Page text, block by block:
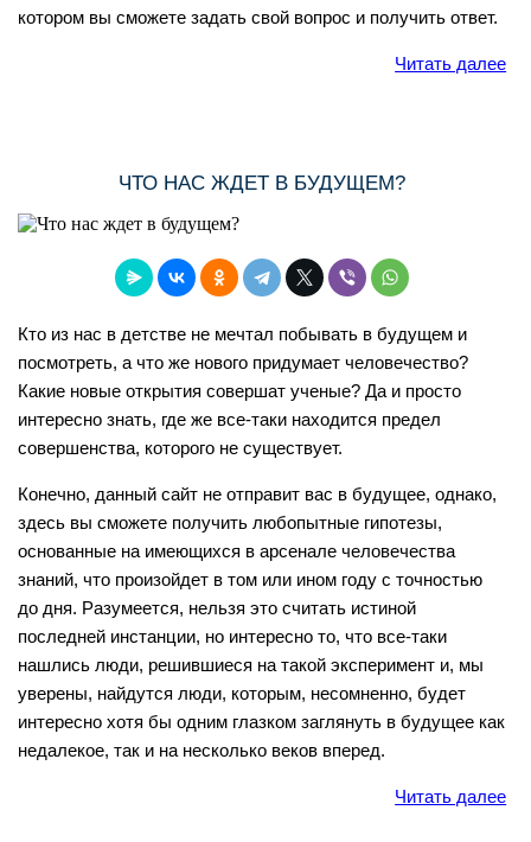
котором вы сможете задать свой вопрос и получить ответ.
Читать далее
ЧТО НАС ЖДЕТ В БУДУЩЕМ?
Кто из нас в детстве не мечтал побывать в будущем и
посмотреть, а что же нового придумает человечество?
Какие новые открытия совершат ученые? Да и просто
интересно знать, где же все-таки находится предел
совершенства, которого не существует.
Конечно, данный сайт не отправит вас в будущее, однако,
здесь вы сможете получить любопытные гипотезы,
основанные на имеющихся в арсенале человечества
знаний, что произойдет в том или ином году с точностью
до дня. Разумеется, нельзя это считать истиной
последней инстанции, но интересно то, что все-таки
нашлись люди, решившиеся на такой эксперимент и, мы
уверены, найдутся люди, которым, несомненно, будет
интересно хотя бы одним глазком заглянуть в будущее как
недалекое, так и на несколько веков вперед.
Читать далее